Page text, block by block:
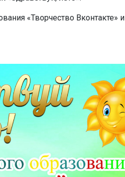
«Творчество Вконтакте» и